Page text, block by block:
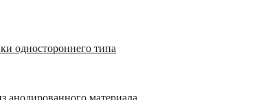
одностороннего типа